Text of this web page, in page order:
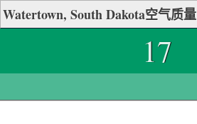
Watertown, South Dakota空气质量
17